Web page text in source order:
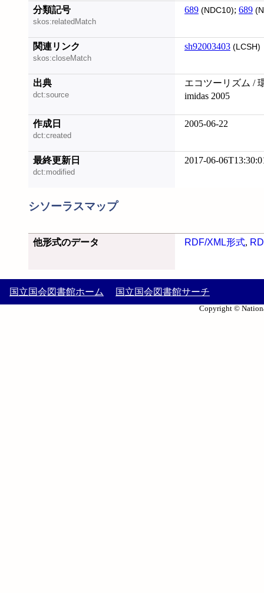
分類記号
skos:relatedMatch
689 (NDC10); 689
関連リンク
skos:closeMatch
sh92003403 (LCSH)
出典
dct:source
エコツーリズム /
imidas 2005
作成日
dct:created
2005-06-22
最終更新日
dct:modified
2017-06-
シソーラスマップ
他形式のデータ RDF/XML形式,
国立国会図書館ホーム 国立国会図書館サーチ
Copyright ©